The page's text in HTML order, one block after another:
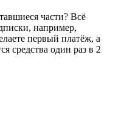
части? Всё
например,
первый платёж, а
средства один раз в 2